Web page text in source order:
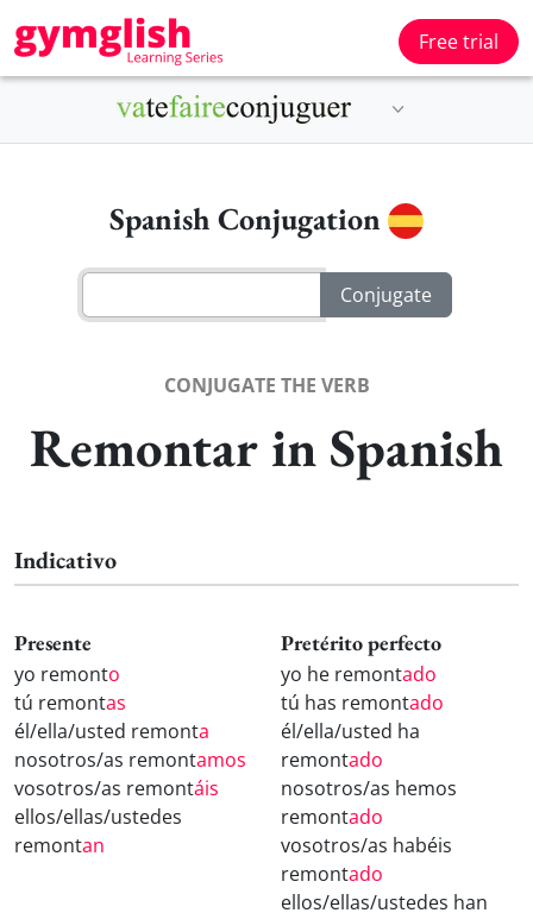
Free trial
Spanish Conjugation
CONJUGATE THE VERB
Remontar in Spanish
Indicativo
Presente
yo remonto
tú remontas
él/ella/usted remonta
nosotros/as remontamos
vosotros/as remontáis
ellos/ellas/ustedes
remontan
Pretérito perfecto
yo he remontado
tú has remontado
él/ella/usted ha
remontado
nosotros/as hemos
remontado
vosotros/as habéis
remontado
ellos/ellas/ustedes han